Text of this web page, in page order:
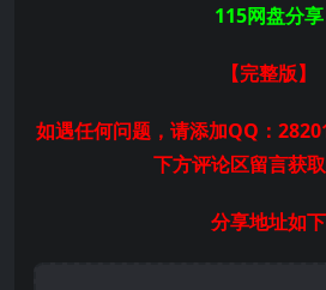
115网盘分享
【完整版】
如遇任何问题，请添加QQ：
下方评论区留言获
分享地址如下